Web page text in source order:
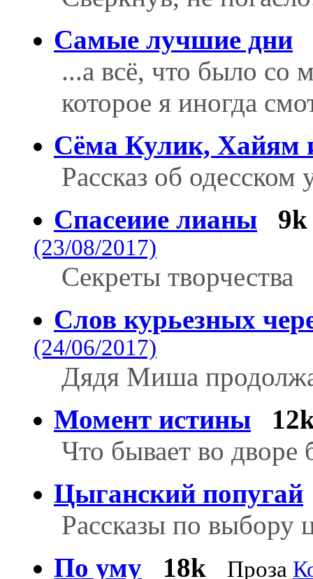
Самые лучшие дни
...а всё, что было со
которое я иногда
Сёма Кулик, Хайям
Рассказ об
Спасеиие лианы
9k
(23/08/2017)
Секреты творчества
Слов курьезных
(24/06/2017)
Дядя Миша
Момент истины
Что бывает во дворе
Цыганский попугай
Рассказы по выбору
По уму
18k Проза